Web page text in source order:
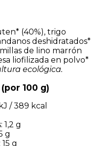
(40%), trigo
deshidratados*
de lino marrón
liofilizada en polvo*
ecológica.
100 g)
/ 389 kcal
1,2 g
g
g